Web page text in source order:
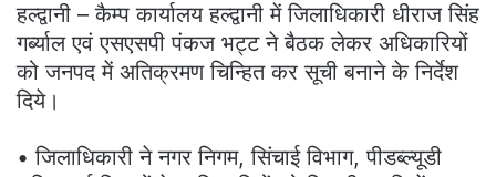
हल्द्वानी – कैम्प कार्यालय हल्द्वानी में जिलाधिकारी धीराज सिंह
गर्ब्याल एवं एसएसपी पंकज भट्ट ने बैठक लेकर अधिकारियों
को जनपद में अतिक्रमण चिन्हित कर सूची बनाने के निर्देश
दिये।
• जिलाधिकारी ने नगर निगम, सिंचाई विभाग, पीडब्ल्यूडी